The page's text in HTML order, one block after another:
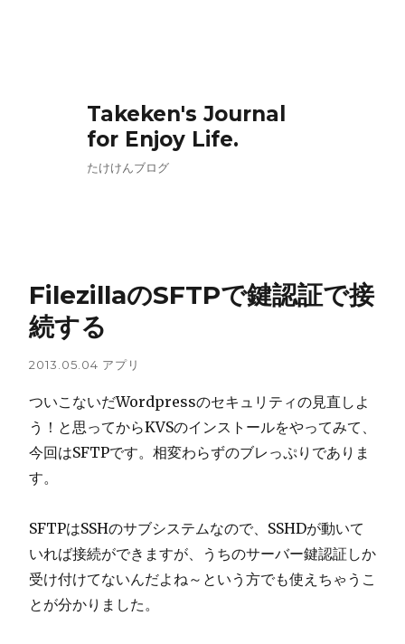
Takeken's Journal
for Enjoy Life.
たけけんブログ
FilezillaのSFTPで鍵認証で接
続する
2013.05.04 アプリ
ついこないだWordpressのセキュリティの見直しよ
う！と思ってからKVSのインストールをやってみて、
今回はSFTPです。相変わらずのブレっぷりでありま
す。
SFTPはSSHのサブシステムなので、SSHDが動いて
いれば接続ができますが、うちのサーバー鍵認証しか
受け付けてないんだよね～という方でも使えちゃうこ
とが分かりました。